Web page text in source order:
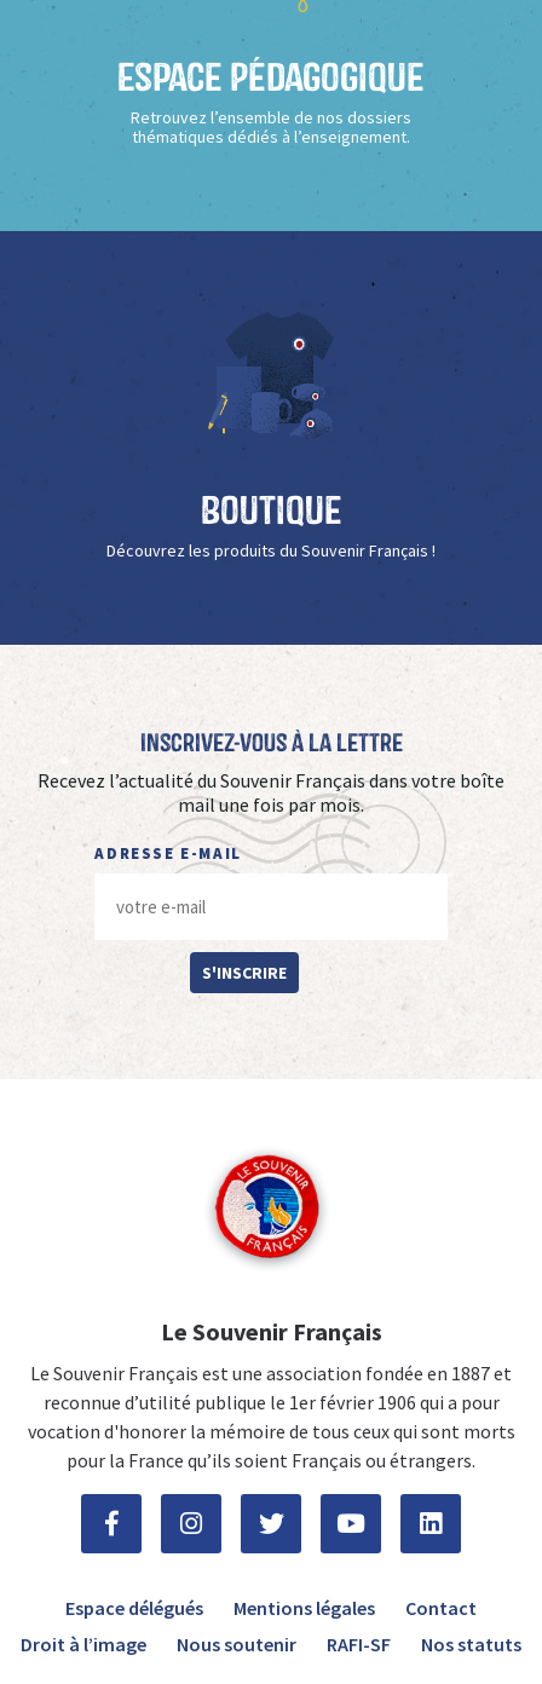
Espace Pédagogique
Retrouvez l’ensemble de nos dossiers
thématiques dédiés à l’enseignement.
Boutique
Découvrez les produits du Souvenir Français !
Inscrivez-vous à La Lettre
Recevez l’actualité du Souvenir Français dans votre boîte
mail une fois par mois.
ADRESSE E-MAIL
S'INSCRIRE
Le Souvenir Français
Le Souvenir Français est une association fondée en 1887 et
reconnue d’utilité publique le 1er février 1906 qui a pour
vocation d'honorer la mémoire de tous ceux qui sont morts
pour la France qu’ils soient Français ou étrangers.
Espace délégués Mentions légales
Contact
Droit à l’image
Nous soutenir RAFI-SF Nos statuts